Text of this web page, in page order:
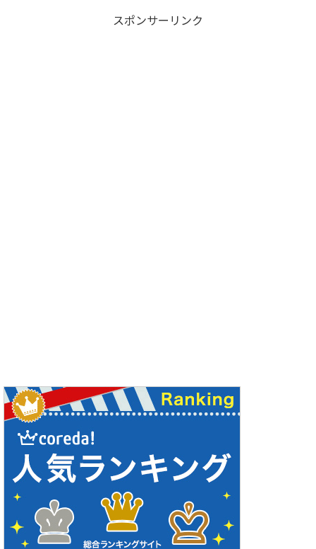
スポンサーリンク